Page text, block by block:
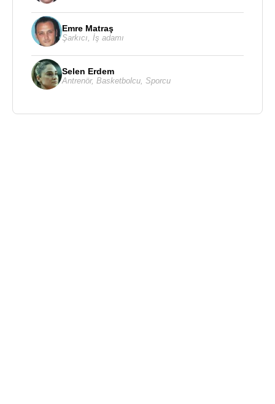
Emre Matraş
Şarkıcı İş adamı
Selen Erdem
Antrenör, Basketbolcu Sporcu